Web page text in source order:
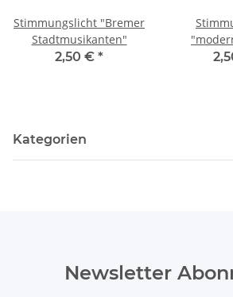
Stimmungslicht "Bremer
Stadtmusikanten"
2,50 € *
Kategorien
Newsletter